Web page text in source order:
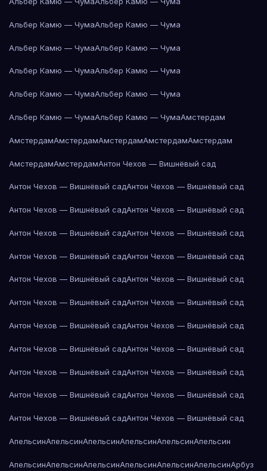
Альбер Камю — ЧумаАльбер Камю — Чума
Альбер Камю — ЧумаАльбер Камю — Чума
Альбер Камю — ЧумаАльбер Камю — Чума
Альбер Камю — ЧумаАльбер Камю — Чума
Альбер Камю — ЧумаАльбер Камю — ЧумаАмстердам
АмстердамАмстердамАмстердамАмстердамАмстердам
АмстердамАмстердамАнтон Чехов — Вишнёвый сад
Антон Чехов — Вишнёвый садАнтон Чехов — Вишнёвый сад
Антон Чехов — Вишнёвый садАнтон Чехов — Вишнёвый сад
Антон Чехов — Вишнёвый садАнтон Чехов — Вишнёвый сад
Антон Чехов — Вишнёвый садАнтон Чехов — Вишнёвый сад
Антон Чехов — Вишнёвый садАнтон Чехов — Вишнёвый сад
Антон Чехов — Вишнёвый садАнтон Чехов — Вишнёвый сад
Антон Чехов — Вишнёвый садАнтон Чехов — Вишнёвый сад
Антон Чехов — Вишнёвый садАнтон Чехов — Вишнёвый сад
Антон Чехов — Вишнёвый садАнтон Чехов — Вишнёвый сад
Антон Чехов — Вишнёвый садАнтон Чехов — Вишнёвый сад
Антон Чехов — Вишнёвый садАнтон Чехов — Вишнёвый сад
АпельсинАпельсинАпельсинАпельсинАпельсинАпельсин
АпельсинАпельсинАпельсинАпельсинАпельсинАпельсинАрбуз